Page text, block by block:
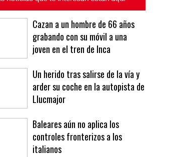
grabando con su móvil a una
joven en el tren de Inca
arder su coche en la autopista de
Llucmajor